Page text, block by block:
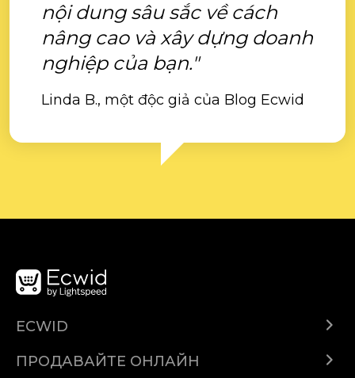
nội dung sâu sắc về cách
nâng cao và xây dựng doanh
nghiệp của bạn."
Linda B., một độc giả của Blog Ecwid
ECWID
Помощен център
ПРОДАВАЙТЕ ОНЛАЙН